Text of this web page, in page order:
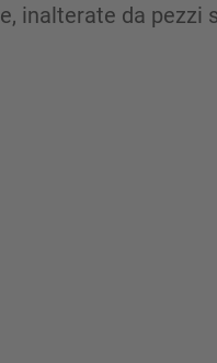
inalterate da pezzi